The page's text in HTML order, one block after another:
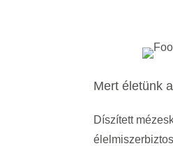
Mert életünk
Díszített